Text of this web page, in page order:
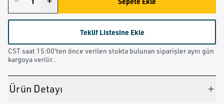
Teklif Listesine Ekle
CST saat 15:00'ten önce verilen stokta bulunan siparişler aynı gün
kargoya verilir..
Ürün Detayı